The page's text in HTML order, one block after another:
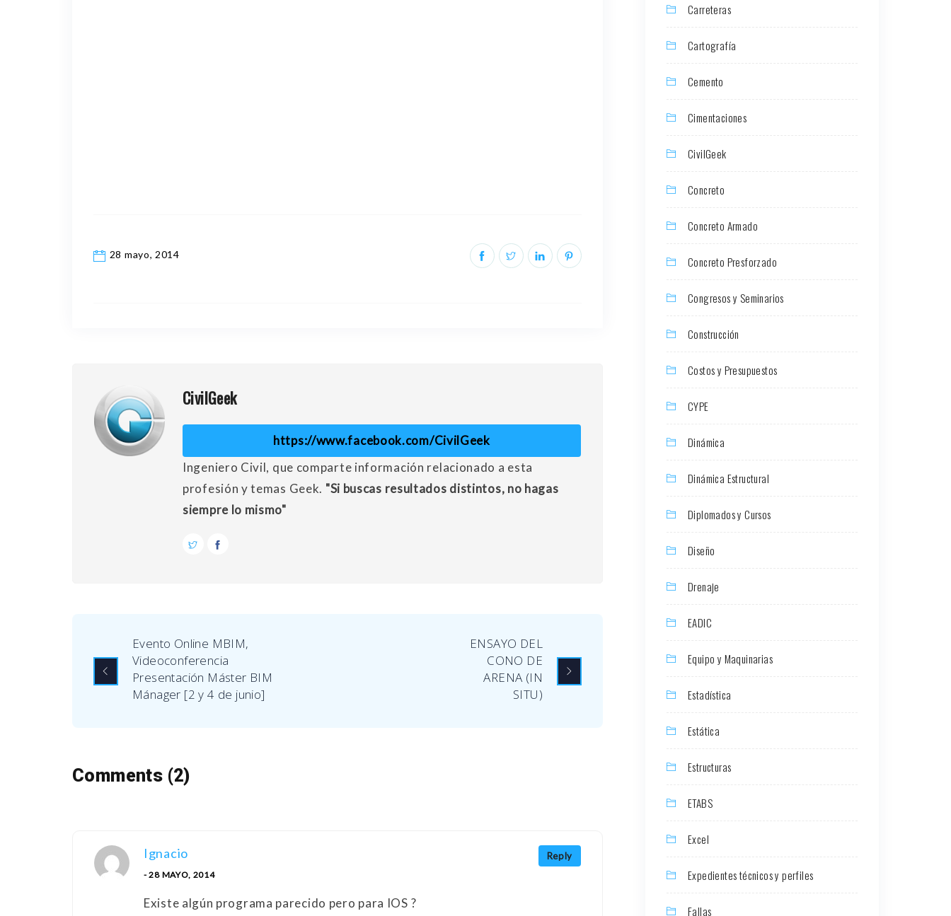
28 mayo, 2014
CivilGeek
https://www.facebook.com/CivilGeek
Ingeniero Civil, que comparte información relacionado a esta
profesión y temas Geek. "Si buscas resultados distintos, no hagas
siempre lo mismo"
Evento Online MBIM,
Videoconferencia
Presentación Máster BIM
Mánager [2 y 4 de junio]
ENSAYO DEL
CONO DE
ARENA (IN
SITU)
Comments (2)
Reply
Ignacio
- 28 MAYO, 2014
Existe algún programa parecido pero para IOS ?
Carreteras
Cartografía
Cemento
Cimentaciones
CivilGeek
Concreto
Concreto Armado
Concreto Presforzado
Congresos y Seminarios
Construcción
Costos y Presupuestos
CYPE
Dinámica
Dinámica Estructural
Diplomados y Cursos
Diseño
Drenaje
EADIC
Equipo y Maquinarias
Estadística
Estática
Estructuras
ETABS
Excel
Expedientes técnicos y perfiles
Fallas